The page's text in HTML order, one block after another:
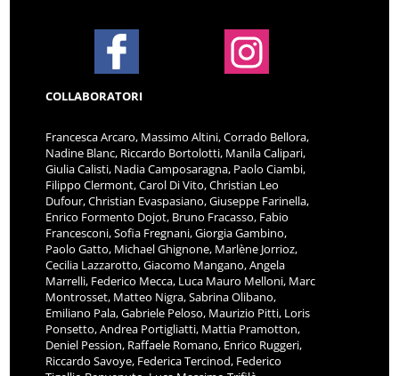
COLLABORATORI
Francesca Arcaro, Massimo Altini, Corrado Bellora,
Nadine Blanc, Riccardo Bortolotti, Manila Calipari,
Giulia Calisti, Nadia Camposaragna, Paolo Ciambi,
Filippo Clermont, Carol Di Vito, Christian Leo
Dufour, Christian Evaspasiano, Giuseppe Farinella,
Enrico Formento Dojot, Bruno Fracasso, Fabio
Francesconi, Sofia Fregnani, Giorgia Gambino,
Paolo Gatto, Michael Ghignone, Marlène Jorrioz,
Cecilia Lazzarotto, Giacomo Mangano, Angela
Marrelli, Federico Mecca, Luca Mauro Melloni, Marc
Montrosset, Matteo Nigra, Sabrina Olibano,
Emiliano Pala, Gabriele Peloso, Maurizio Pitti, Loris
Ponsetto, Andrea Portigliatti, Mattia Pramotton,
Deniel Pession, Raffaele Romano, Enrico Ruggeri,
Riccardo Savoye, Federica Tercinod, Federico